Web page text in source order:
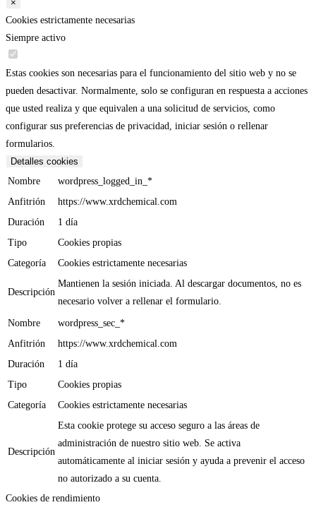
×
Cookies estrictamente necesarias
Siempre activo
Estas cookies son necesarias para el funcionamiento del sitio web y no se
pueden desactivar. Normalmente, solo se configuran en respuesta a acciones
que usted realiza y que equivalen a una solicitud de servicios, como
configurar sus preferencias de privacidad, iniciar sesión o rellenar
formularios.
Detalles cookies
Nombre
wordpress_logged_in_*
Anfitrión
https://www.xrdchemical.com
Duración
1 día
Tipo
Cookies propias
Categoría
Cookies estrictamente necesarias
Descripción
Mantienen la sesión iniciada. Al descargar documentos, no es
necesario volver a rellenar el formulario.
Nombre
wordpress_sec_*
Anfitrión
https://www.xrdchemical.com
Duración
1 día
Tipo
Cookies propias
Categoría
Cookies estrictamente necesarias
Descripción
Esta cookie protege su acceso seguro a las áreas de
administración de nuestro sitio web. Se activa
automáticamente al iniciar sesión y ayuda a prevenir el acceso
no autorizado a su cuenta.
Cookies de rendimiento